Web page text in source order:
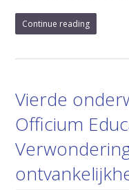
Continue reading
Vierde
Officium